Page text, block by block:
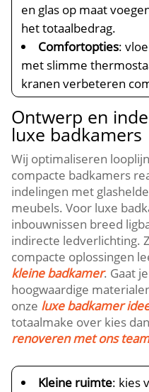
en glas op maat
het totaalbedrag.​
Comfortopties:
met slimme
kranen verbeteren
Ontwerp en
luxe badkamers
Wij optimaliseren
compacte badkamers
indelingen met
meubels.​ Voor luxe
inbouwnissen breed
indirecte ledverlichting.​
compacte oplossingen
kleine badkamer.​ Gaat
hoogwaardige
onze luxe badkamer
totaalmake over kies
renoveren met ons
Kleine ruimte: kies